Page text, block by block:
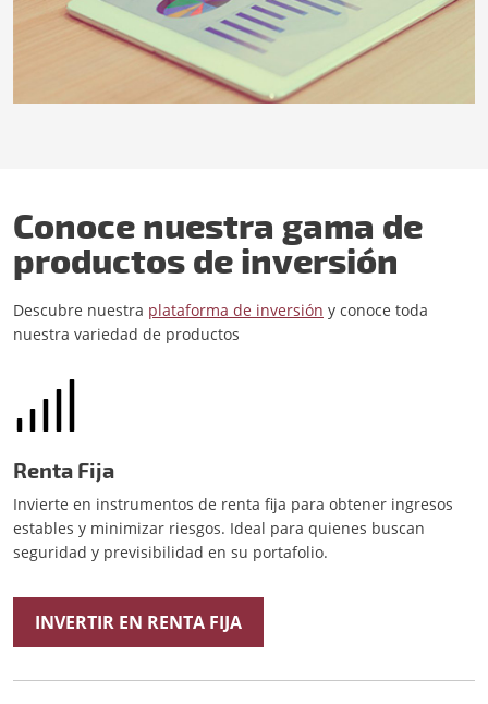
Conoce nuestra gama de
productos de inversión
Descubre nuestra plataforma de inversión y conoce toda
nuestra variedad de productos
Renta Fija
Invierte en instrumentos de renta fija para obtener ingresos
estables y minimizar riesgos. Ideal para quienes buscan
seguridad y previsibilidad en su portafolio.
INVERTIR EN RENTA FIJA